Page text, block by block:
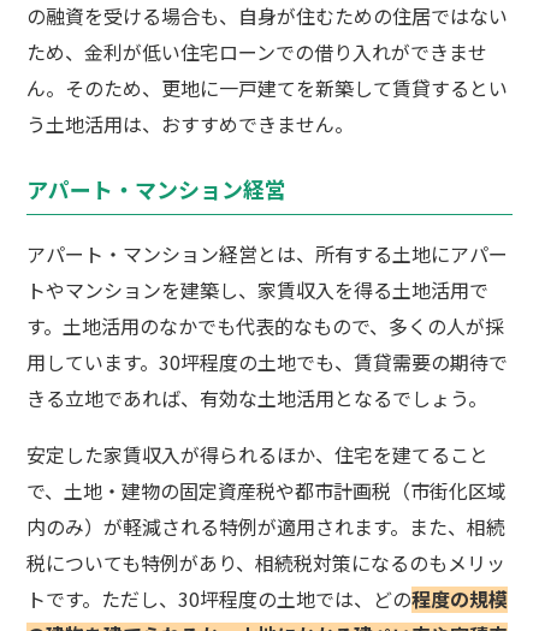
の融資を受ける場合も、自身が住むための住居ではない
ため、金利が低い住宅ローンでの借り入れができませ
ん。そのため、更地に一戸建てを新築して賃貸するとい
う土地活用は、おすすめできません。
アパート・マンション経営
アパート・マンション経営とは、所有する土地にアパー
トやマンションを建築し、家賃収入を得る土地活用で
す。土地活用のなかでも代表的なもので、多くの人が採
用しています。30坪程度の土地でも、賃貸需要の期待で
きる立地であれば、有効な土地活用となるでしょう。
安定した家賃収入が得られるほか、住宅を建てること
で、土地・建物の固定資産税や都市計画税（市街化区域
内のみ）が軽減される特例が適用されます。また、相続
税についても特例があり、相続税対策になるのもメリッ
トです。ただし、30坪程度の土地では、どの程度の規模